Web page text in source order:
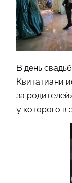
В день
Квитатиани
за
у которого в